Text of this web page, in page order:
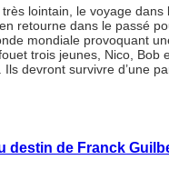
lointain, le voyage dans
retourne dans le passé
mondiale provoquant
trois jeunes, Nico, Bob
Ils devront survivre d’une
destin de Franck